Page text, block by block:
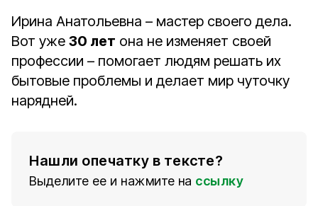
Ирина Анатольевна – мастер своего дела.
Вот уже 30 лет она не изменяет своей
профессии – помогает людям решать их
бытовые проблемы и делает мир чуточку
нарядней.
Нашли опечатку в тексте?
Выделите ее и нажмите на ссылку